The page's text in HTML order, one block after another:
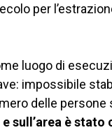
per
luogo di
impossibile
delle persone
sull’area è stato